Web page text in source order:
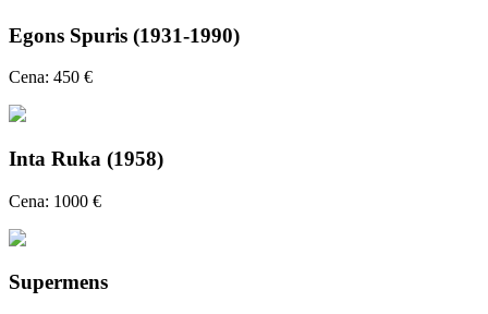
Egons Spuris (1931-1990)
Cena: 450 €
Inta Ruka (1958)
Cena: 1000 €
Supermens